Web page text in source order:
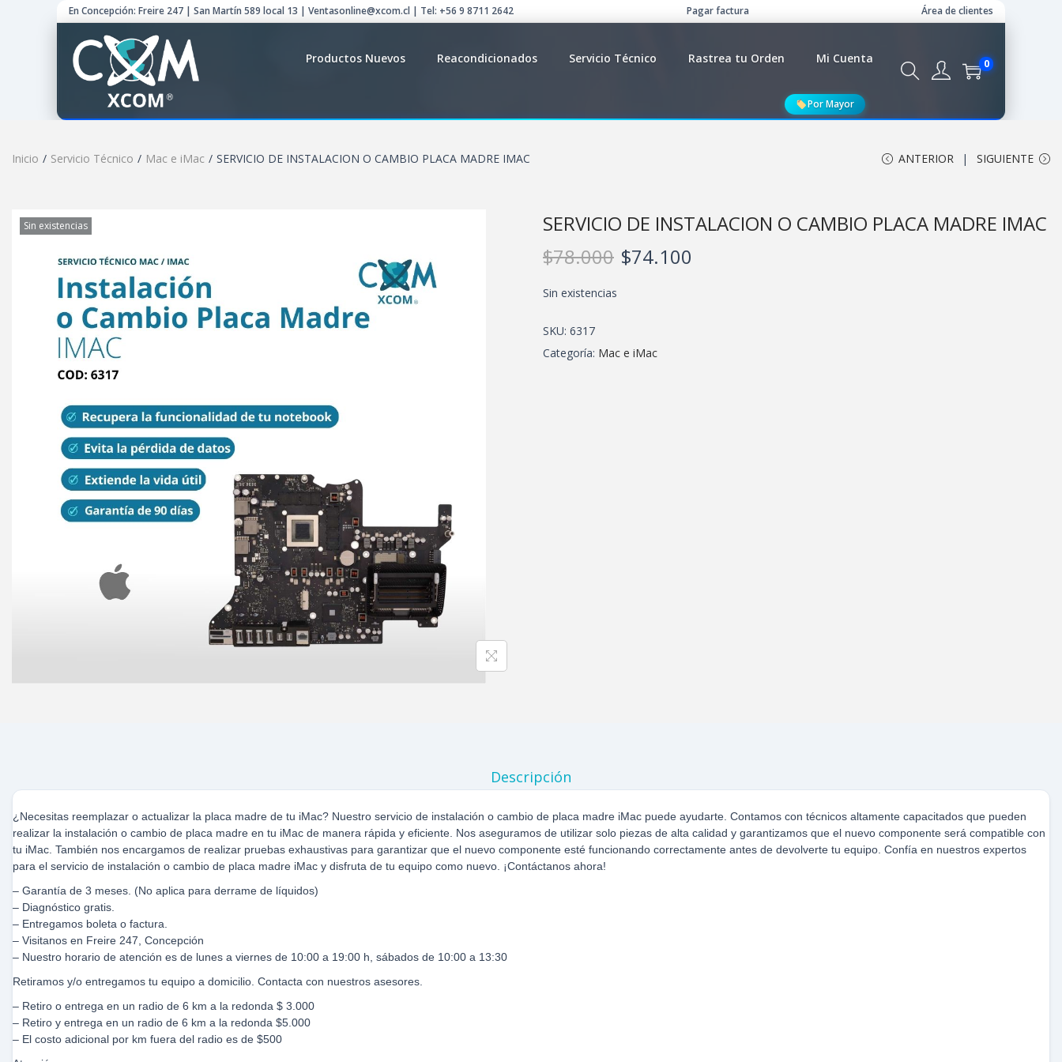
En Concepción: Freire 247 | San Martín 589 local 13 | Ventasonline@xcom.cl | Tel: +56 9 8711 2642 Pagar factura Área de clientes
Productos Nuevos Reacondicionados Servicio Técnico Rastrea tu Orden Mi Cuenta
Por Mayor
0
Inicio / Servicio Técnico / Mac e iMac / SERVICIO DE INSTALACION O CAMBIO PLACA MADRE IMAC ANTERIOR SIGUIENTE
Sin existencias
SERVICIO DE INSTALACION O CAMBIO PLACA MADRE IMAC
$78.000 $74.100
Sin existencias
SKU: 6317
Categoría: Mac e iMac
Descripción
¿Necesitas reemplazar o actualizar la placa madre de tu iMac? Nuestro servicio de instalación o cambio de placa madre iMac puede ayudarte. Contamos con técnicos altamente capacitados que pueden
realizar la instalación o cambio de placa madre en tu iMac de manera rápida y eficiente. Nos aseguramos de utilizar solo piezas de alta calidad y garantizamos que el nuevo componente será compatible con
tu iMac. También nos encargamos de realizar pruebas exhaustivas para garantizar que el nuevo componente esté funcionando correctamente antes de devolverte tu equipo. Confía en nuestros expertos
para el servicio de instalación o cambio de placa madre iMac y disfruta de tu equipo como nuevo. ¡Contáctanos ahora!
– Garantía de 3 meses. (No aplica para derrame de líquidos)
– Diagnóstico gratis.
– Entregamos boleta o factura.
– Visitanos en Freire 247, Concepción
– Nuestro horario de atención es de lunes a viernes de 10:00 a 19:00 h, sábados de 10:00 a 13:30
Retiramos y/o entregamos tu equipo a domicilio. Contacta con nuestros asesores.
– Retiro o entrega en un radio de 6 km a la redonda $ 3.000
– Retiro y entrega en un radio de 6 km a la redonda $5.000
– El costo adicional por km fuera del radio es de $500